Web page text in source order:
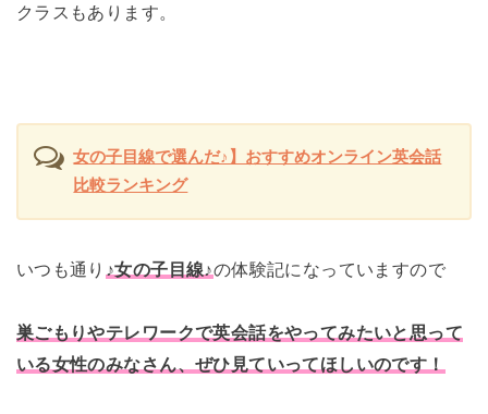
クラスもあります。
女の子目線で選んだ♪】おすすめオンライン英会話
比較ランキング
いつも通り ♪女の子目線♪の体験記になっていますので
巣ごもりやテレワークで英会話をやってみたいと思って
いる女性のみなさん、ぜひ見ていってほしいのです！